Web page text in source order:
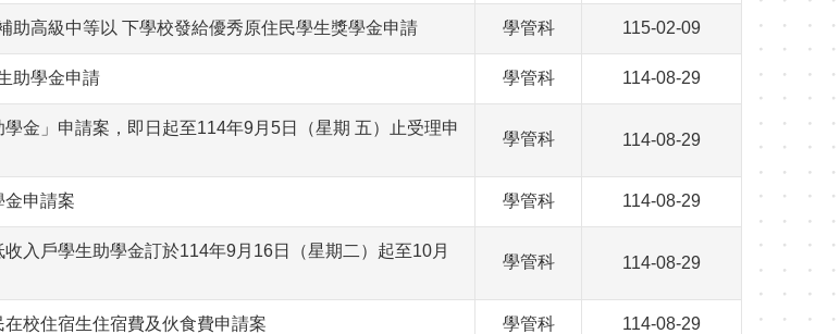
助高級中等以 下學校發給優秀原住民學生獎學金申請 學管科 115-02-09
助學金申請 學管科 114-08-29
金」申請案，即日起至114年9月5日（星期 五）止受理申
學管科 114-08-29
金申請案 學管科 114-08-29
入戶學生助學金訂於114年9月16日（星期二）起至10月
學管科 114-08-29
校住宿生住宿費及伙食費申請案 學管科 114-08-29